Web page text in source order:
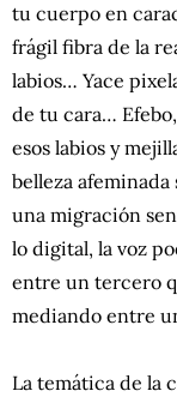
tu cuerpo en
frágil fibra de la
labios… Yace
de tu cara…
esos labios y
belleza afeminada
una migración
lo digital, la voz
entre un tercero
mediando entre
La temática de la